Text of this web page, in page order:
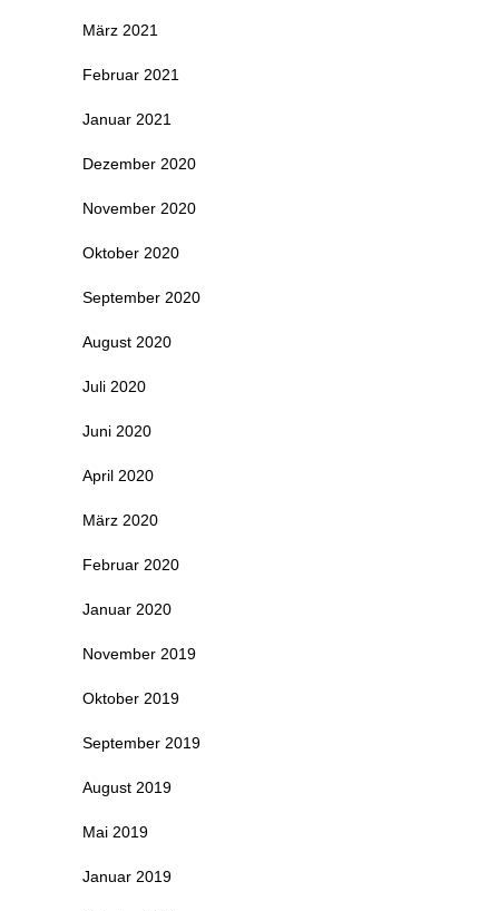
März 2021
Februar 2021
Januar 2021
Dezember 2020
November 2020
Oktober 2020
September 2020
August 2020
Juli 2020
Juni 2020
April 2020
März 2020
Februar 2020
Januar 2020
November 2019
Oktober 2019
September 2019
August 2019
Mai 2019
Januar 2019